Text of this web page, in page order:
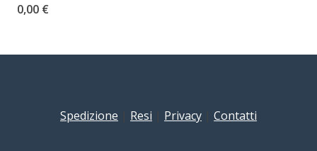
0,00 €
Spedizione Resi Privacy Contatti